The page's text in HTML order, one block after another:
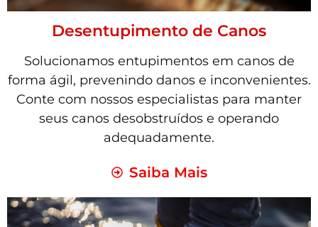
Desentupimento de Canos
Solucionamos entupimentos em canos de
forma ágil, prevenindo danos e inconvenientes.
Conte com nossos especialistas para manter
seus canos desobstruídos e operando
adequadamente.
Saiba Mais